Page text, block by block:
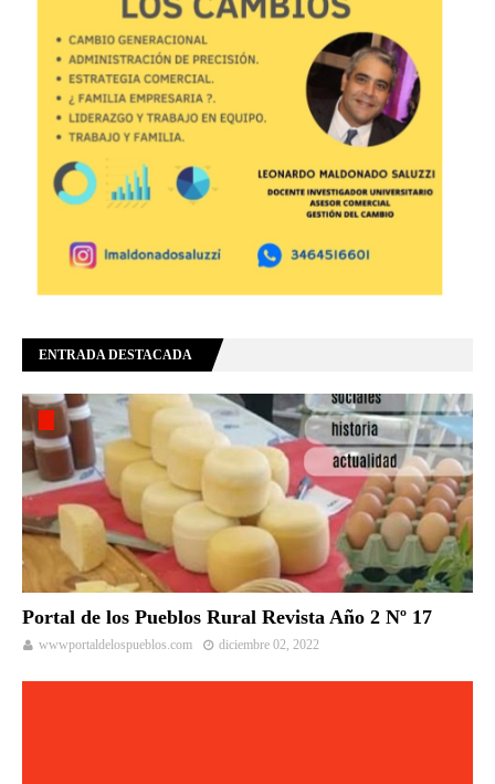
ENTRADA DESTACADA
Portal de los Pueblos Rural Revista Año 2 Nº 17
wwwportaldelospueblos.com diciembre 02, 2022